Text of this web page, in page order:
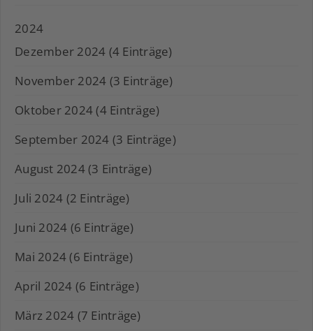
2024
Dezember 2024 (4 Einträge)
November 2024 (3 Einträge)
Oktober 2024 (4 Einträge)
September 2024 (3 Einträge)
August 2024 (3 Einträge)
Juli 2024 (2 Einträge)
Juni 2024 (6 Einträge)
Mai 2024 (6 Einträge)
April 2024 (6 Einträge)
März 2024 (7 Einträge)